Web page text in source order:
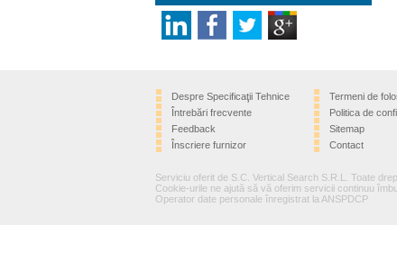
Despre Specificaţii Tehnice
Întrebări frecvente
Feedback
Înscriere furnizor
Termeni de
Politica de
Sitemap
Contact
Serviciu oferit de S.C. Vertical Search S.R.L. Toate
Cookie-urile ne ajută să vă oferim servicii continuu
Operator date personale înregistrat la ANSPDCP